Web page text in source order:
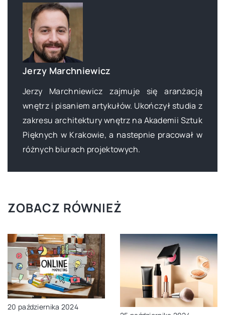
Jerzy Marchniewicz
Jerzy Marchniewicz zajmuje się aranżacją
wnętrz i pisaniem artykułów. Ukończył studia z
zakresu architektury wnętrz na Akademii Sztuk
Pięknych w Krakowie, a nastepnie pracował w
różnych biurach projektowych.
ZOBACZ RÓWNIEŻ
20 października 2024